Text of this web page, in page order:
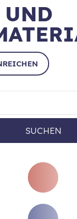
UND
SUCHEN